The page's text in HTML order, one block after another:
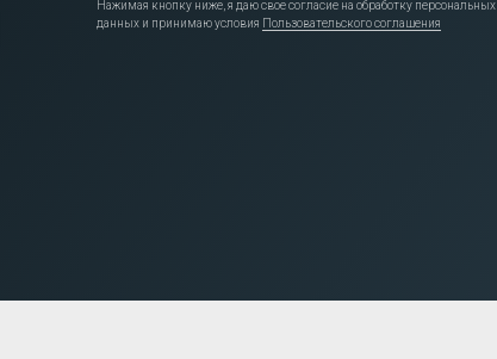
Нажимая кнопку ниже, я даю свое согласие на обработку персональных
данных и принимаю условия Пользовательского соглашения